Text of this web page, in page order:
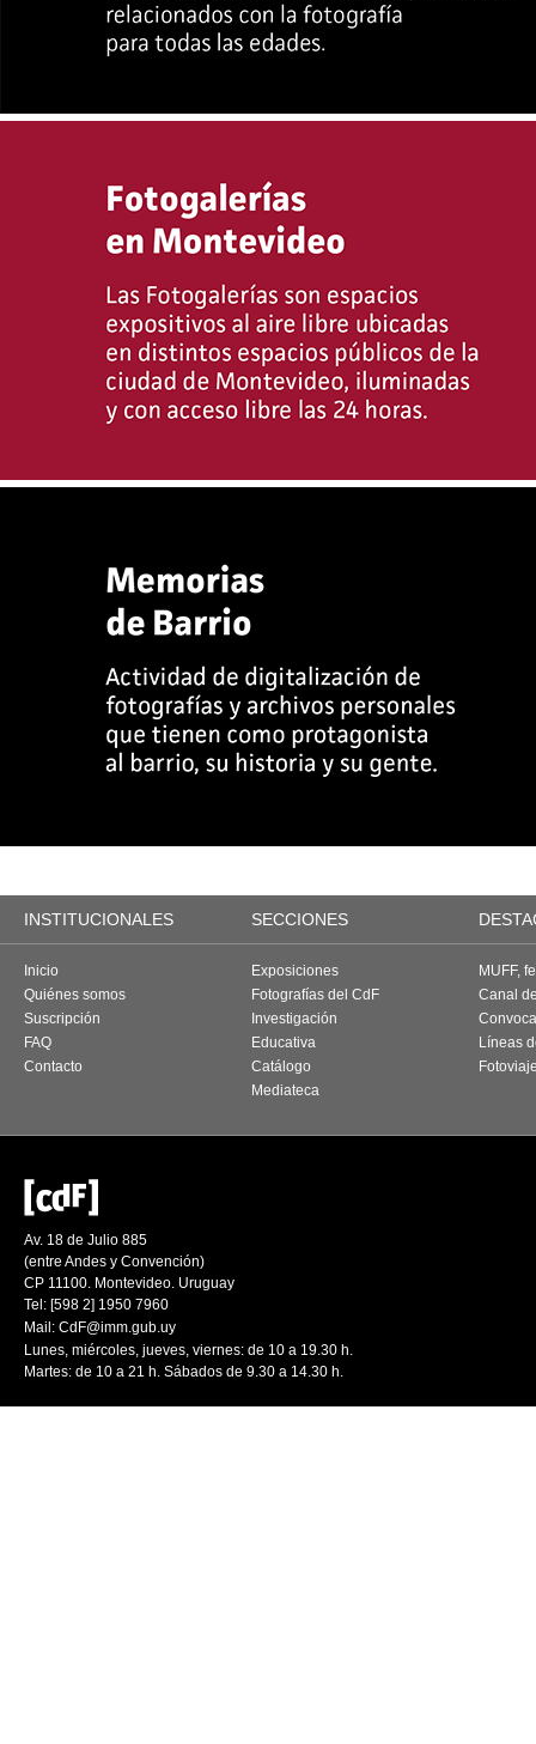
INSTITUCIONALES SECCIONES
Inicio
Quiénes somos
Suscripción
FAQ
Contacto
Exposiciones
Fotografías del CdF
Investigación
Educativa
Catálogo
Mediateca
MUFF,
Canal
Líneas
Av. 18 de Julio 885
(entre Andes y Convención)
CP 11100. Montevideo. Uruguay
Tel: [598 2] 1950 7960
Mail: CdF@imm.gub.uy
Lunes, miércoles, jueves, viernes: de 10 a 19.30 h.
Martes: de 10 a 21 h. Sábados de 9.30 a 14.30 h.